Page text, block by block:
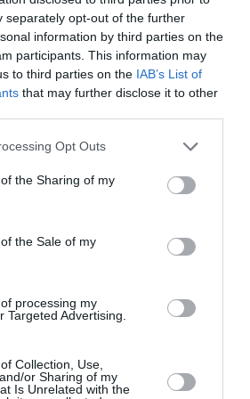
separately opt-out of the further
information by third parties on the
participants. This information may
to third parties on the IAB’s List of
that may further disclose it to other
Opt Outs
the Sharing of my
the Sale of my
processing my
Targeted Advertising.
Collection, Use,
or Sharing of my
Is Unrelated with the
50 % avant la pandémie.
estiment que ce déséquilibre
la durée tant que les restrictions
resteront en vigueur et que les
devront composer avec des
plus coûteuses.